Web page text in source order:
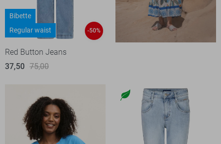
Bibette
Regular waist
-50%
Red Button Jeans
37,50 75,00